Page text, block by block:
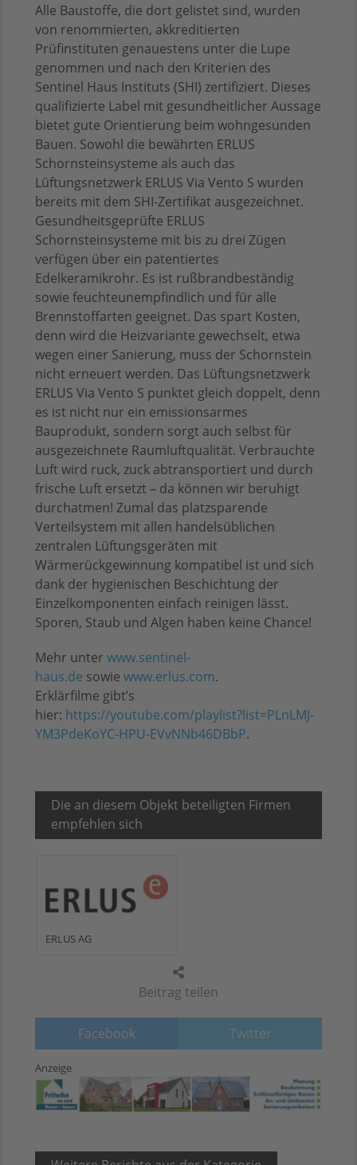
Beitrag teilen
Facebook Twitter
Alle Baustoffe, die dort gelistet sind, wurden
von renommierten, akkreditierten
Prüfinstituten genauestens unter die Lupe
genommen und nach den Kriterien des
Sentinel Haus Instituts (SHI) zertifiziert. Dieses
qualifizierte Label mit gesundheitlicher Aussage
bietet gute Orientierung beim wohngesunden
Bauen. Sowohl die bewährten ERLUS
Schornsteinsysteme als auch das
Lüftungsnetzwerk ERLUS Via Vento S wurden
bereits mit dem SHI-Zertifikat ausgezeichnet.
Gesundheitsgeprüfte ERLUS
Schornsteinsysteme mit bis zu drei Zügen
verfügen über ein patentiertes
Edelkeramikrohr. Es ist rußbrandbeständig
sowie feuchteunempfindlich und für alle
Brennstoffarten geeignet. Das spart Kosten,
denn wird die Heizvariante gewechselt, etwa
wegen einer Sanierung, muss der Schornstein
nicht erneuert werden. Das Lüftungsnetzwerk
ERLUS Via Vento S punktet gleich doppelt, denn
es ist nicht nur ein emissionsarmes
Bauprodukt, sondern sorgt auch selbst für
ausgezeichnete Raumluftqualität. Verbrauchte
Luft wird ruck, zuck abtransportiert und durch
frische Luft ersetzt – da können wir beruhigt
durchatmen! Zumal das platzsparende
Verteilsystem mit allen handelsüblichen
zentralen Lüftungsgeräten mit
Wärmerückgewinnung kompatibel ist und sich
dank der hygienischen Beschichtung der
Einzelkomponenten einfach reinigen lässt.
Sporen, Staub und Algen haben keine Chance!
Mehr unter www.sentinel-
haus.de sowie www.erlus.com.
Erklärfilme gibt’s
hier: https://youtube.com/playlist?list=PLnLMJ-
YM3PdeKoYC-HPU-EVvNNb46DBbP.
Die an diesem Objekt beteiligten Firmen
empfehlen sich
ERLUS AG
Anzeige